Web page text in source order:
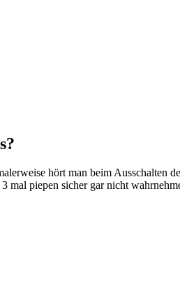
hört man beim Ausschalten
mal piepen sicher gar nicht